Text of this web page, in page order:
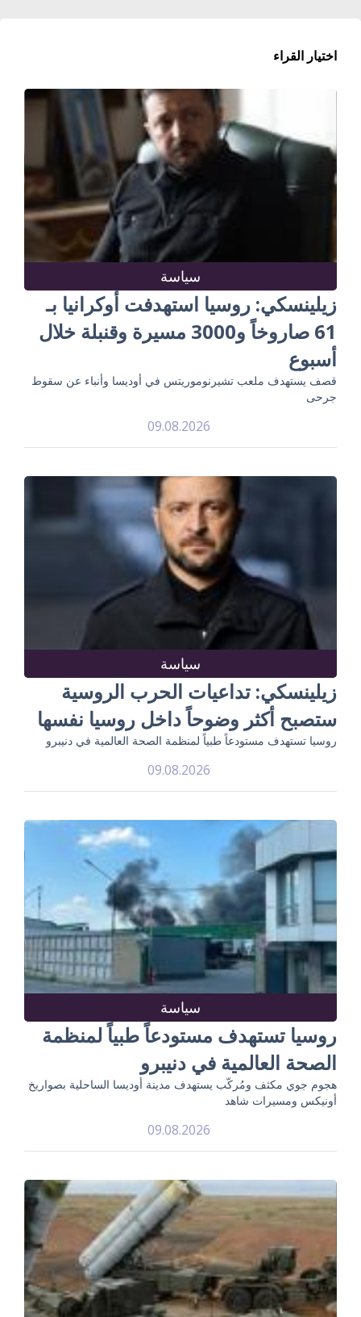
اختيار القراء
سياسة
زيلينسكي: روسيا استهدفت أوكرانيا بـ
61 صاروخاً و3000 مسيرة وقنبلة خلال
أسبوع
قصف يستهدف ملعب تشيرنوموريتس في أوديسا وأنباء عن سقوط
جرحى
09.08.2026
سياسة
زيلينسكي: تداعيات الحرب الروسية
ستصبح أكثر وضوحاً داخل روسيا نفسها
روسيا تستهدف مستودعاً طبياً لمنظمة الصحة العالمية في دنيبرو
09.08.2026
سياسة
روسيا تستهدف مستودعاً طبياً لمنظمة
الصحة العالمية في دنيبرو
هجوم جوي مكثف ومُركّب يستهدف مدينة أوديسا الساحلية بصواريخ
أونيكس ومسيرات شاهد
09.08.2026